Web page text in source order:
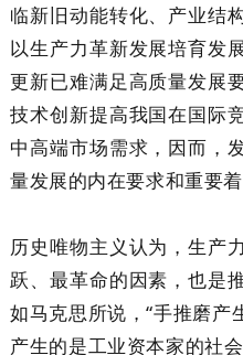
临新旧动能转化、产业结
以生产力革新发展培育发
更新已难满足高质量发展
技术创新提高我国在国际
中高端市场需求，因而，
量发展的内在要求和重要着
历史唯物主义认为，生产
跃、最革命的因素，也是
如马克思所说，“手推磨产
产生的是工业资本家的社